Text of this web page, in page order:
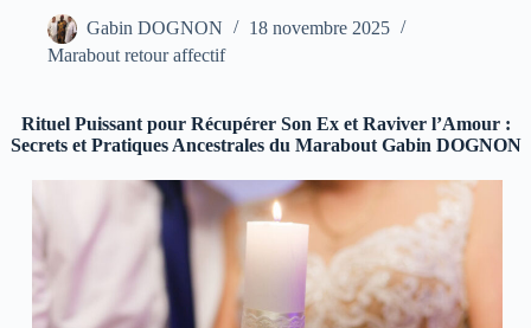
Gabin DOGNON
18 novembre 2025
Marabout retour affectif
Rituel Puissant pour Récupérer Son Ex et Raviver l’Amour :
Secrets et Pratiques Ancestrales du Marabout Gabin DOGNON